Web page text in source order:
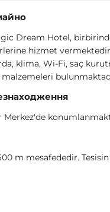
Dream Hotel,
hizmet
klima, Wi-Fi, saç
Merkez'de
m mesafededir.